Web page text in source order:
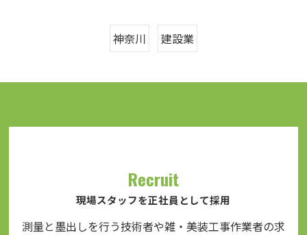
神奈川 建設業
現場スタッフを正社員として採用
Recruit
測量と墨出しを行う技術者や雑・美装工事作業者の求